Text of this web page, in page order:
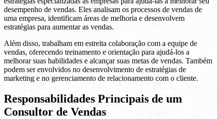
desempenho de vendas. Eles analisam os processos de vendas de
uma empresa, identificam áreas de melhoria e desenvolvem
estratégias para aumentar as vendas.
Além disso, trabalham em estreita colaboração com a equipe de
vendas, oferecendo treinamento e orientação para ajudá-los a
melhorar suas habilidades e alcançar suas metas de vendas. Também
podem ser envolvidos no desenvolvimento de estratégias de
marketing e no gerenciamento de relacionamento com o cliente.
Responsabilidades Principais de um
Consultor de Vendas